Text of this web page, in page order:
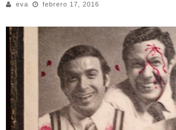
Diego Meret | Hotel Acapulco
Alejandra Correa | La nieve
eva febrero 17, 2016